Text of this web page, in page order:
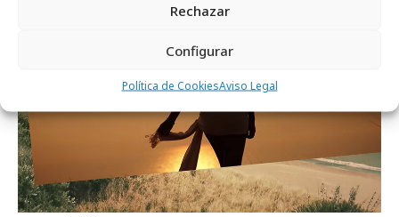
Rechazar
Configurar
Política de CookiesAviso Legal